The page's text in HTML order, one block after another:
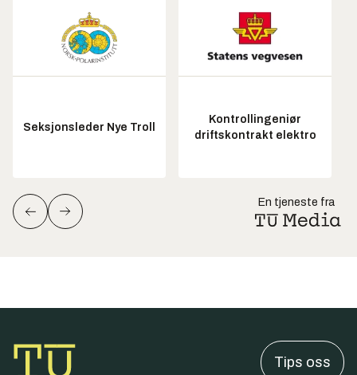
Seksjonsleder Nye Troll
Kontrollingeniør
driftskontrakt elektro
En tjeneste fra
Tips oss